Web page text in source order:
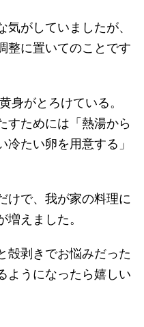
がしていましたが、
整に置いてのことです
身がとろけている。
すためには「熱湯から
たい卵を用意する」
けで、我が家の料理に
えました。
殻剥きでお悩みだった
ようになったら嬉しい